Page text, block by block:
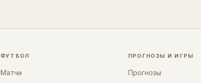
ФУТБОЛ
Матчи
ПРОГНОЗЫ И ИГРЫ
Прогнозы